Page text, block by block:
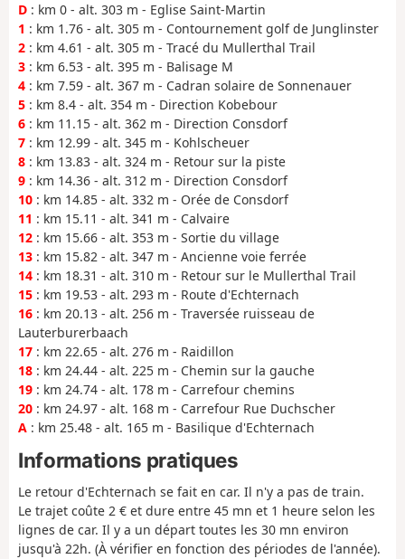
D : km 0 - alt. 303 m - Eglise Saint-Martin
1 : km 1.76 - alt. 305 m - Contournement golf de Junglinster
2 : km 4.61 - alt. 305 m - Tracé du Mullerthal Trail
3 : km 6.53 - alt. 395 m - Balisage M
4 : km 7.59 - alt. 367 m - Cadran solaire de Sonnenauer
5 : km 8.4 - alt. 354 m - Direction Kobebour
6 : km 11.15 - alt. 362 m - Direction Consdorf
7 : km 12.99 - alt. 345 m - Kohlscheuer
8 : km 13.83 - alt. 324 m - Retour sur la piste
9 : km 14.36 - alt. 312 m - Direction Consdorf
10 : km 14.85 - alt. 332 m - Orée de Consdorf
11 : km 15.11 - alt. 341 m - Calvaire
12 : km 15.66 - alt. 353 m - Sortie du village
13 : km 15.82 - alt. 347 m - Ancienne voie ferrée
14 : km 18.31 - alt. 310 m - Retour sur le Mullerthal Trail
15 : km 19.53 - alt. 293 m - Route d'Echternach
16 : km 20.13 - alt. 256 m - Traversée ruisseau de
Lauterburerbaach
17 : km 22.65 - alt. 276 m - Raidillon
18 : km 24.44 - alt. 225 m - Chemin sur la gauche
19 : km 24.74 - alt. 178 m - Carrefour chemins
20 : km 24.97 - alt. 168 m - Carrefour Rue Duchscher
A : km 25.48 - alt. 165 m - Basilique d'Echternach
Informations pratiques
Le retour d'Echternach se fait en car. Il n'y a pas de train.
Le trajet coûte 2 € et dure entre 45 mn et 1 heure selon les
lignes de car. Il y a un départ toutes les 30 mn environ
jusqu'à 22h. (À vérifier en fonction des périodes de l'année).